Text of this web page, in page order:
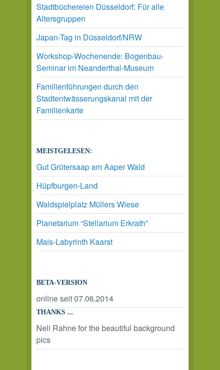
Stadtbüchereien Düsseldorf: Für alle
Altersgruppen
Japan-Tag in Düsseldorf/NRW
Workshop-Wochenende: Bogenbau-
Seminar im Neanderthal-Museum
Familienführungen durch den
Stadtentwässerungskanal mit der
Familienkarte
MEISTGELESEN:
Gut Grütersaap am Aaper Wald
Hüpfburgen-Land
Waldspielplatz Müllers Wiese
Planetarium “Stellarium Erkrath”
Mais-Labyrinth Kaarst
BETA-VERSION
online seit 07.06.2014
THANKS ...
Neli Rahne for the beautiful background
pics